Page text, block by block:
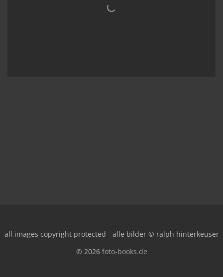
all images copyright protected - alle bilder © ralph hinterkeuser
© 2026 foto-books.de